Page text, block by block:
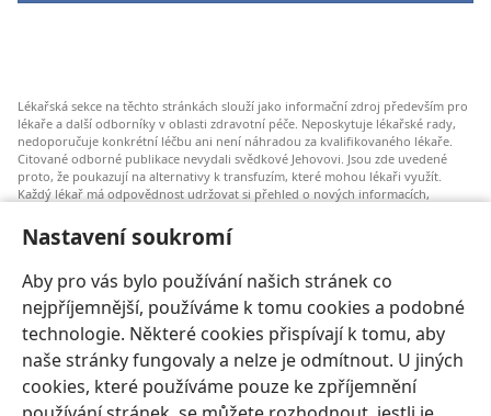
Nastavení soukromí
Aby pro vás bylo používání našich stránek co
nejpříjemnější, používáme k tomu cookies a podobné
technologie. Některé cookies přispívají k tomu, aby
naše stránky fungovaly a nelze je odmítnout. U jiných
cookies, které používáme pouze ke zpříjemnění
Lékařská sekce na těchto stránkách slouží jako informační zdroj především pro
lékaře a další odborníky v oblasti zdravotní péče. Neposkytuje lékařské rady,
nedoporučuje konkrétní léčbu ani není náhradou za kvalifikovaného lékaře.
Citované odborné publikace nevydali svědkové Jehovovi. Jsou zde uvedené
proto, že poukazují na alternativy k transfuzím, které mohou lékaři využít.
Každý lékař má odpovědnost udržovat si přehled o nových informacích,
správná rozhodnutí, která budou odpovídat jejich zdravotnímu stavu a budou
v souladu s jejich přáními, hodnotami a vyznáním. Uvedené postupy nemusí
Pro pacienty: Vždy se poraďte o svém zdravotním stavu a možnostech léčby se
svým lékařem nebo jiným odborníkem v oblasti lékařské péče. Pokud máte
zdravotní potíže, nechte se vyšetřit lékařem.
Používání těchto stránek se řídí Podmínkami použití.